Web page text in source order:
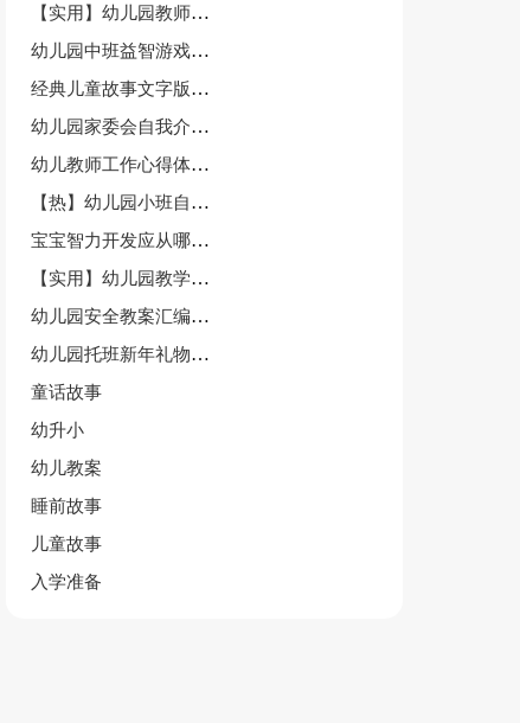
【实用】幼儿园教师自我介绍4篇
幼儿园中班益智游戏教案《小星星》
经典儿童故事文字版（通用13篇）
幼儿园家委会自我介绍合集6篇
幼儿教师工作心得体会【精选】
【热】幼儿园小班自我介绍
宝宝智力开发应从哪方面做起
【实用】幼儿园教学园总结锦集9篇
幼儿园安全教案汇编8篇
幼儿园托班新年礼物教案
童话故事
幼升小
幼儿教案
睡前故事
儿童故事
入学准备